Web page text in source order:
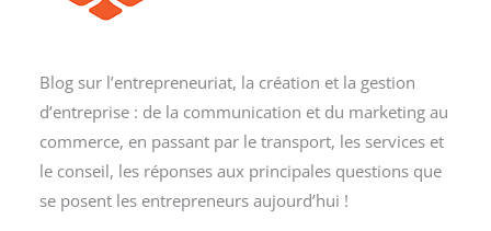
Blog sur l’entrepreneuriat, la création et la gestion
d’entreprise : de la communication et du marketing au
commerce, en passant par le transport, les services et
le conseil, les réponses aux principales questions que
se posent les entrepreneurs aujourd’hui !